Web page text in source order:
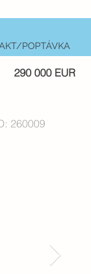
POPTÁVKA
290 000 EUR
260009